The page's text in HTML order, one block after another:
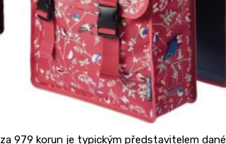
za 979 korun je typickým představitelem dané